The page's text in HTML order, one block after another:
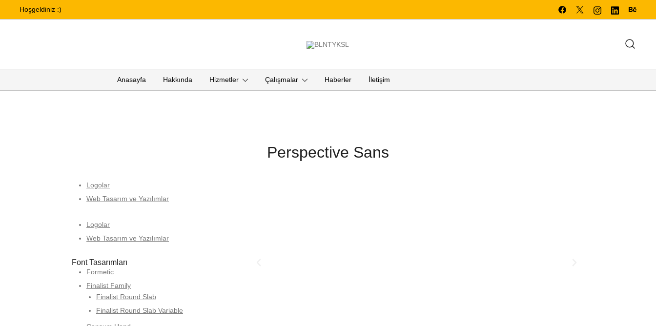
Hoşgeldiniz :)
Anasayfa Hakkında Hizmetler Çalışmalar Haberler İletişim
Perspective Sans
Logolar
Web Tasarım ve Yazılımlar
Logolar
Web Tasarım ve Yazılımlar
Font Tasarımları
Formetic
Finalist Family
Finalist Round Slab
Finalist Round Slab Variable